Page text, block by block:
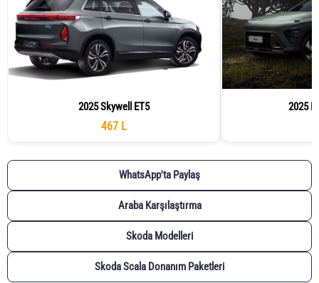
2025 Skywell ET5
467 L
2025
WhatsApp'ta Paylaş
Araba Karşılaştırma
Skoda Modelleri
Skoda Scala Donanım Paketleri